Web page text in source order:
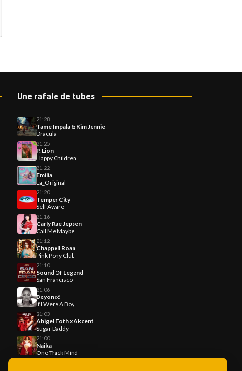
Une rafale de tubes
21:28
Tame Impala & Kim Jennie
Dracula
21:25
P. Lion
Happy Children
21:22
Emilia
La_Original
21:20
Temper City
Self Aware
21:16
Carly Rae Jepsen
Call Me Maybe
21:12
Chappell Roan
Pink Pony Club
21:10
Sound Of Legend
San Francisco
21:06
Beyoncé
If I Were A Boy
21:03
Abigel Toth x Akcent
Sugar Daddy
21:00
Naika
One Track Mind